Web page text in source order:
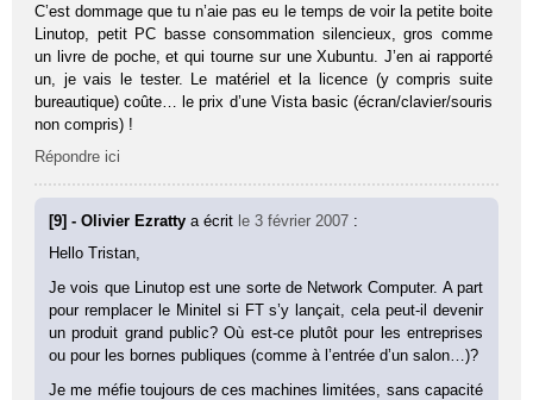
C’est dommage que tu n’aie pas eu le temps de voir la petite boite
Linutop, petit PC basse consommation silencieux, gros comme
un livre de poche, et qui tourne sur une Xubuntu. J’en ai rapporté
un, je vais le tester. Le matériel et la licence (y compris suite
bureautique) coûte… le prix d’une Vista basic (écran/clavier/souris
non compris) !
Répondre ici
[9] - Olivier Ezrattya écrit le 3 février 2007 :
Hello Tristan,
Je vois que Linutop est une sorte de Network Computer. A part
pour remplacer le Minitel si FT s’y lançait, cela peut-il devenir
un produit grand public? Où est-ce plutôt pour les entreprises
ou pour les bornes publiques (comme à l’entrée d’un salon…)?
Je me méfie toujours de ces machines limitées, sans capacité